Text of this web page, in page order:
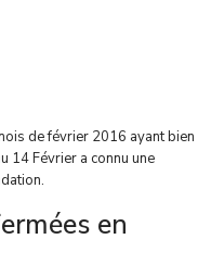
de février 2016 ayant bien
14 Février a connu une
en